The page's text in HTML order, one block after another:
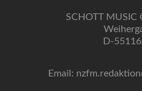
SCHOTT MUSIC
D-
Email: